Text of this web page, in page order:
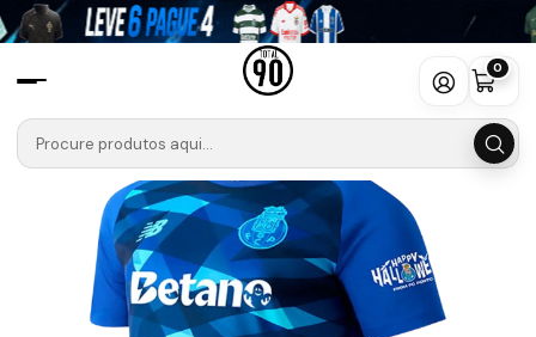
0
Início Camisolas Liga Portugal Betclic PORTO 🐉🔵
Especial
Camisola FC Porto Edição Especial Halloween 24/25